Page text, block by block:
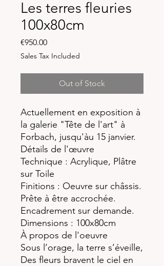
Les terres fleuries
100x80cm
€950.00Price
Sales Tax Included
Out of Stock
Actuellement en exposition à
la galerie "Tête de l'art" à
Forbach, jusqu'àu 15 janvier.
Détails de l'œuvre
Technique : Acrylique, Plâtre
sur Toile
Finitions : Oeuvre sur châssis.
Prête à être accrochée.
Encadrement sur demande.
Dimensions : 100x80cm
À propos de l'oeuvre
Sous l’orage, la terre s’éveille,
Des fleurs bravent le ciel en